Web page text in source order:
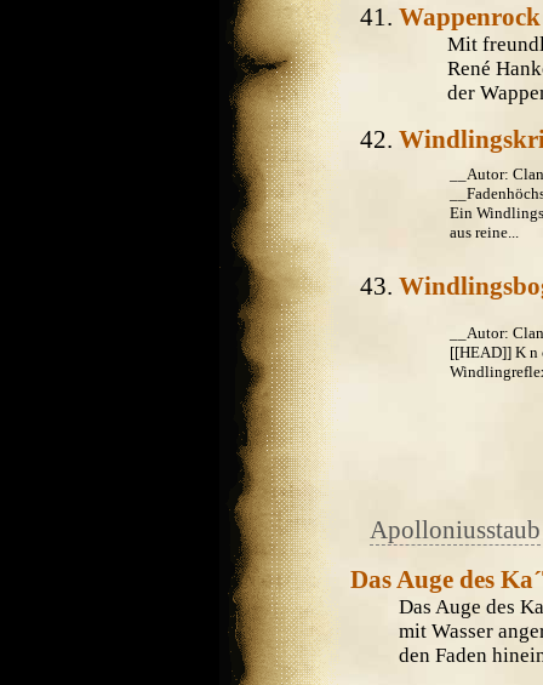
Mit
René
der
__Autor:
Ein
aus reine...
__Autor:
[[HEAD]] K n
Apolloniusstaub
Das Auge des
Das Auge des
mit Wasser
den Faden